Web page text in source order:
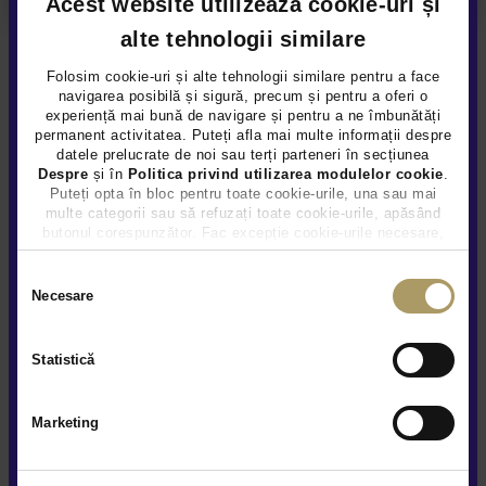
alte tehnologii similare
Folosim cookie-uri și alte tehnologii similare pentru a face
navigarea posibilă și sigură, precum și pentru a oferi o
experiență mai bună de navigare și pentru a ne îmbunătăți
permanent activitatea. Puteți afla mai multe informații despre
datele prelucrate de noi sau terți parteneri în secțiunea
Despre și în Politica privind utilizarea modulelor cookie
Puteți opta în bloc pentru toate cookie-urile, una sau mai
multe categorii sau să refuzați toate cookie-urile, apăsând
butonul corespunzător. Fac excepție cookie-urile necesare,
care sunt activate automat, conform legislației în vigoare.
Necesare
Statistică
Marketing
Tiriac Auto Rulate I Bacau
Adresă
Comuna Nicolae Balcescu, DN 2, km. 279
Program• Deschis
Luni - Vineri / 09:00 - 19:00
Duminica / Inchis
Detalii contact
0374 141 414